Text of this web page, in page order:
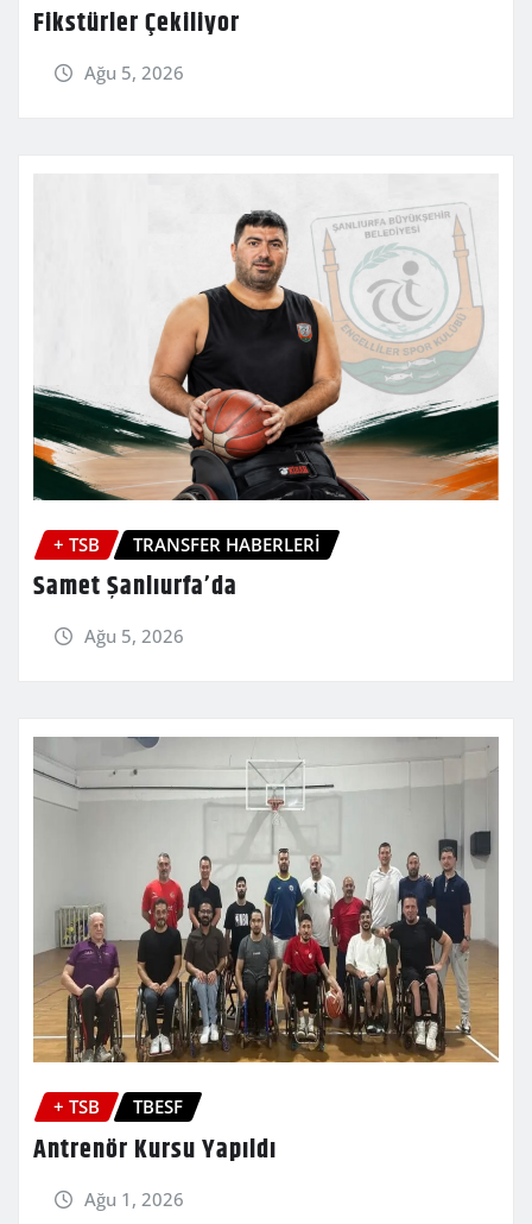
Fikstürler Çekiliyor
Ağu 5, 2026
+ TSB TRANSFER HABERLERİ
Samet Şanlıurfa’da
Ağu 5, 2026
+ TSB TBESF
Antrenör Kursu Yapıldı
Ağu 1, 2026